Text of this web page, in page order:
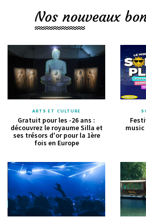
Nos nouveaux
ARTS ET CULTURE
Gratuit pour les -26 ans :
découvrez le royaume Silla et
ses trésors d'or pour la 1ère
fois en Europe
music